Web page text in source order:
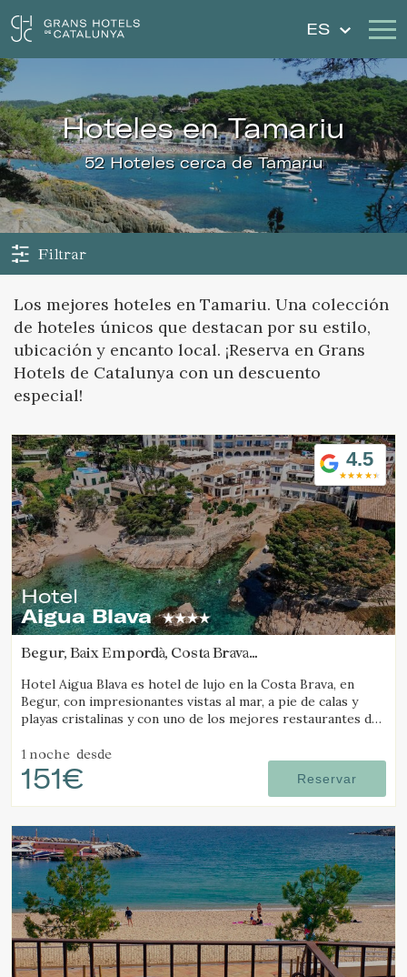
ES
Nuestros Hoteles Escapadas
Bodas Cheques Regalo
Descubre Cataluña Contacto
Iniciar sesión Crear cuenta
hoteles en Tamariu
52 Hoteles cerca de Tamariu
Filtrar
Los mejores hoteles en Tamariu. Una colección
de hoteles únicos que destacan por su estilo,
ubicación y encanto local. ¡Reserva en Grans
Hotels de Catalunya con un descuento
especial!
4.5
Hotel
Aigua Blava
Begur, Baix Empordà, Costa Brava
Hotel Aigua Blava es hotel de lujo en la Costa Brava, en
Begur, con impresionantes vistas al mar, a pie de calas y
playas cristalinas y con uno de los mejores restaurantes de
1 noche desde
151€ Reservar